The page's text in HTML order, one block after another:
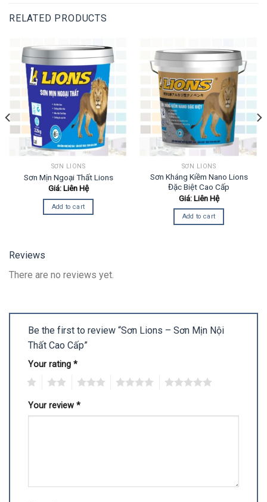
RELATED PRODUCTS
SƠN LIONS
Sơn Mịn Ngoại Thất Lions
Giá: Liên Hệ
Add to cart
SƠN LIONS
Sơn Kháng Kiềm Nano Lions
Đặc Biệt Cao Cấp
Giá: Liên Hệ
Add to cart
Reviews
There are no reviews yet.
Be the first to review “Sơn Lions – Sơn Mịn Nội
Thất Cao Cấp”
Your rating *
Your review *